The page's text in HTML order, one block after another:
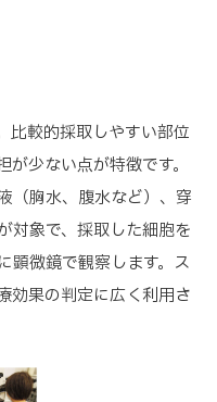
比較的採取しやすい部位
少ない点が特徴です。
（胸水、腹水など）、穿
対象で、採取した細胞を
顕微鏡で観察します。ス
効果の判定に広く利用さ